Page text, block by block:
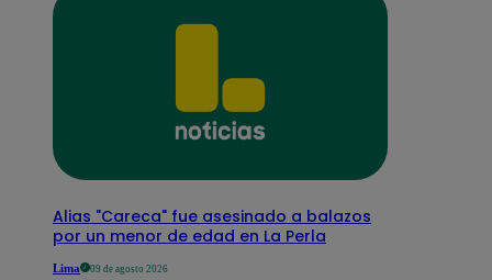
Alias "Careca" fue asesinado a balazos
por un menor de edad en La Perla
Lima 09 de agosto 2026